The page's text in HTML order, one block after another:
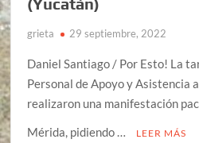
grieta 29 septiembre, 2022
Daniel Santiago / Por Esto! La
Personal de Apoyo y Asistencia
realizaron una manifestación
Mérida, pidiendo …
LEER MÁS